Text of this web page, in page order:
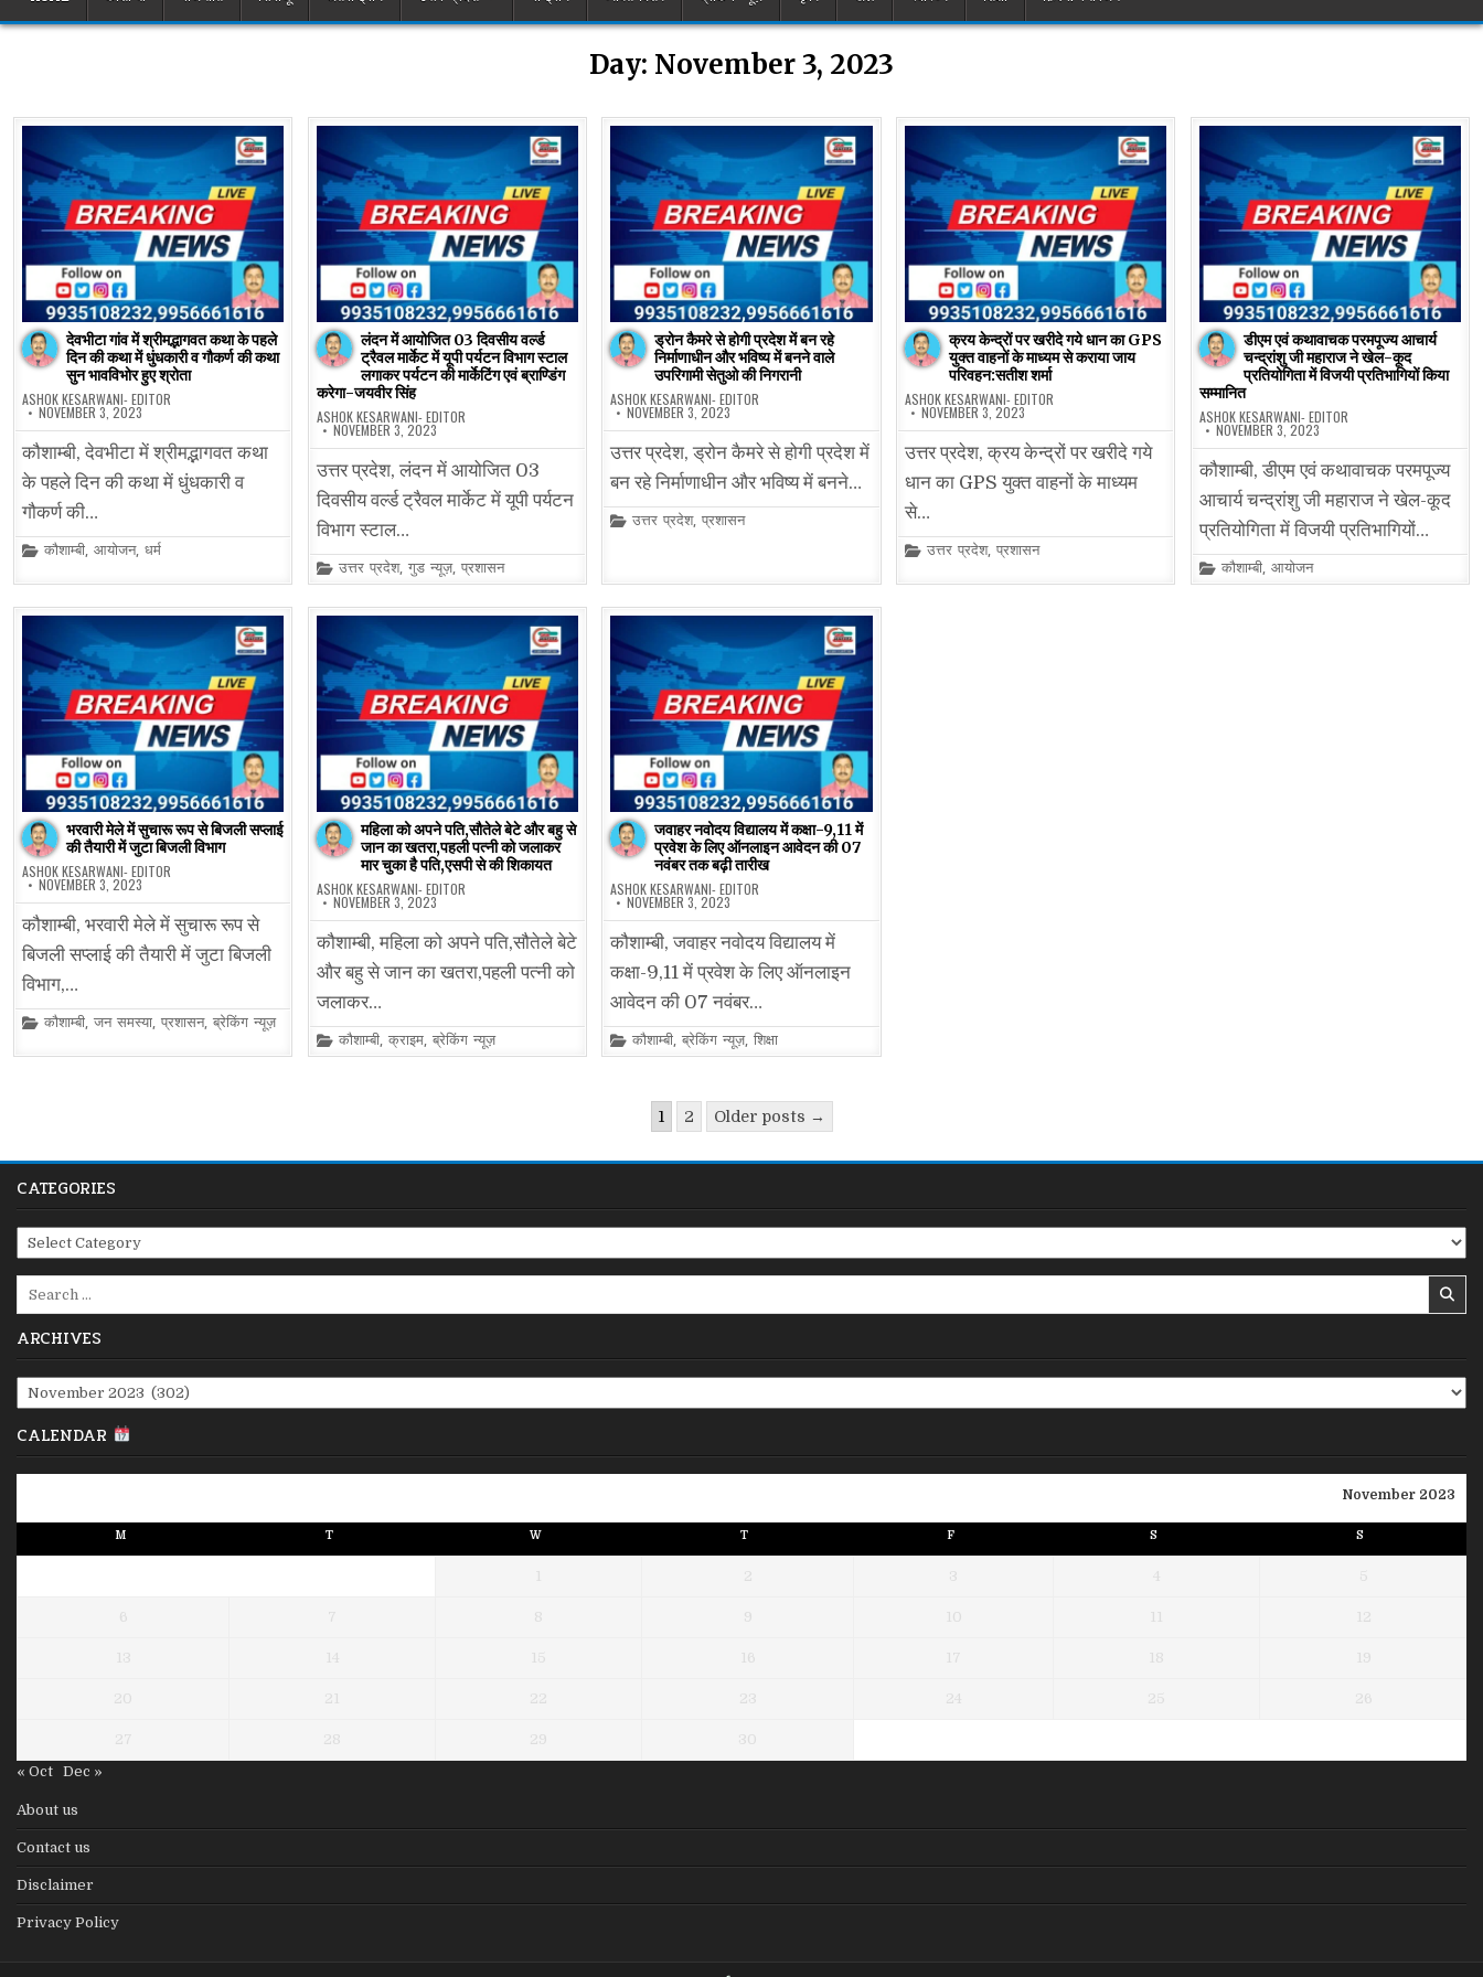
Day: November 3, 2023
देवभीटा गांव में श्रीमद्भागवत कथा के पहले
दिन की कथा में धुंधकारी व गौकर्ण की कथा
सुन भावविभोर हुए श्रोता
ASHOK KESARWANI- EDITOR
NOVEMBER 3, 2023
कौशाम्बी, देवभीटा में श्रीमद्भागवत कथा
के पहले दिन की कथा में धुंधकारी व
गौकर्ण की…
Posted
कौशाम्बी, आयोजन, धर्म
लंदन में आयोजित 03 दिवसीय वर्ल्ड
ट्रैवल मार्केट में यूपी पर्यटन विभाग स्टाल
लगाकर पर्यटन की मार्केटिंग एवं ब्राण्डिंग
करेगा-जयवीर सिंह
ASHOK KESARWANI- EDITOR
NOVEMBER 3, 2023
उत्तर प्रदेश, लंदन में आयोजित 03
दिवसीय वर्ल्ड ट्रैवल मार्केट में यूपी पर्यटन
विभाग स्टाल…
Posted
in
उत्तर प्रदेश, गुड न्यूज़, प्रशासन
ड्रोन कैमरे से होगी प्रदेश में बन रहे
निर्माणाधीन और भविष्य में बनने वाले
उपरिगामी सेतुओ की निगरानी
ASHOK KESARWANI- EDITOR
NOVEMBER 3, 2023
उत्तर प्रदेश, ड्रोन कैमरे से होगी प्रदेश में
बन रहे निर्माणाधीन और भविष्य में बनने…
Posted
उत्तर प्रदेश,प्रशासन
क्रय केन्द्रों पर खरीदे गये धान का GPS
युक्त वाहनों के माध्यम से कराया जाय
परिवहन:सतीश शर्मा
ASHOK KESARWANI- EDITOR
NOVEMBER 3, 2023
उत्तर प्रदेश, क्रय केन्द्रों पर खरीदे गये
धान का GPS युक्त वाहनों के माध्यम
से…
Posted
उत्तर प्रदेश, प्रशासन
डीएम एवं कथावाचक परमपूज्य आचार्य
चन्द्रांशु जी महाराज ने खेल-कूद
प्रतियोगिता में विजयी प्रतिभागियों किया
सम्मानित
ASHOK KESARWANI- EDITOR
NOVEMBER 3, 2023
कौशाम्बी, डीएम एवं कथावाचक परमपूज्य
आचार्य चन्द्रांशु जी महाराज ने खेल-कूद
प्रतियोगिता में विजयी प्रतिभागियों…
Posted
in
कौशाम्बी, आयोजन
भरवारी मेले में सुचारू रूप से बिजली सप्लाई
की तैयारी में जुटा बिजली विभाग
ASHOK KESARWANI- EDITOR
NOVEMBER 3, 2023
कौशाम्बी, भरवारी मेले में सुचारू रूप से
बिजली सप्लाई की तैयारी में जुटा बिजली
विभाग,…
Posted
कौशाम्बी, जन समस्या, प्रशासन, ब्रेकिंग न्यूज़
महिला को अपने पति,सौतेले बेटे और बहु से
जान का खतरा,पहली पत्नी को जलाकर
मार चुका है पति,एसपी से की शिकायत
ASHOK KESARWANI- EDITOR
NOVEMBER 3, 2023
कौशाम्बी, महिला को अपने पति,सौतेले बेटे
और बहु से जान का खतरा,पहली पत्नी को
जलाकर…
Posted
in
कौशाम्बी, क्राइम, ब्रेकिंग न्यूज़
जवाहर नवोदय विद्यालय में कक्षा-9,11 में
प्रवेश के लिए ऑनलाइन आवेदन की 07
नवंबर तक बढ़ी तारीख
ASHOK KESARWANI- EDITOR
NOVEMBER 3, 2023
कौशाम्बी, जवाहर नवोदय विद्यालय में
कक्षा-9,11 में प्रवेश के लिए ऑनलाइन
आवेदन की 07 नवंबर…
Posted
in
कौशाम्बी,ब्रेकिंग न्यूज़,शिक्षा
1 2 Older posts →
CATEGORIES
Categories
ARCHIVES
Archives
CALENDAR
November 2023
M T W T F S S
1 2 3 4 5
6 7 8 9 10 11 12
13 14 15 16 17 18 19
20 21 22 23 24 25 26
27 28 29
30
« Oct Dec »
About us
Contact us
Disclaimer
Privacy Policy